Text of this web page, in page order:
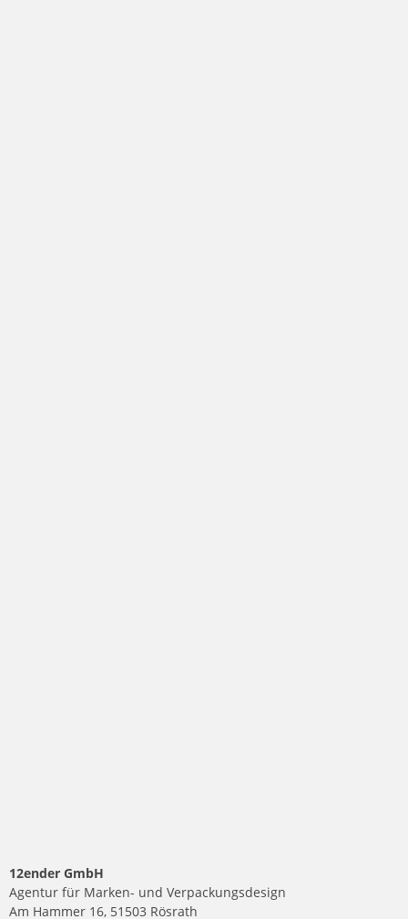
12ender GmbH
Agentur für Marken- und Verpackungsdesign
Am Hammer 16, 51503 Rösrath